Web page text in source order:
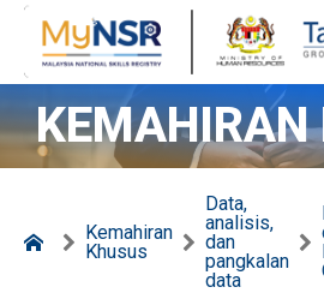
KEMAHIRAN
Kemahiran
Khusus
Data,
analisis,
dan
pangkalan
data